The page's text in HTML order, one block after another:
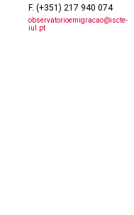
F. (+351) 217 940 074
observatorioemigracao@iscte-
iul.pt